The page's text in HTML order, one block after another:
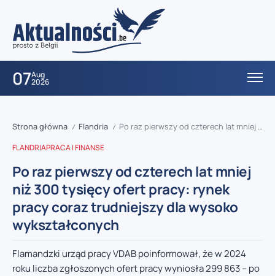
07Aug
2026
Strona główna / Flandria / Po raz pierwszy od czterech lat mniej niż 300 tysięcy ofert pracy: rynek pracy coraz trudniejszy dla wysoko wykształconych
FLANDRIAPRACA I FINANSE
Po raz pierwszy od czterech lat mniej
niż 300 tysięcy ofert pracy: rynek
pracy coraz trudniejszy dla wysoko
wykształconych
Flamandzki urząd pracy VDAB poinformował, że w 2024
roku liczba zgłoszonych ofert pracy wyniosła 299 863 – po